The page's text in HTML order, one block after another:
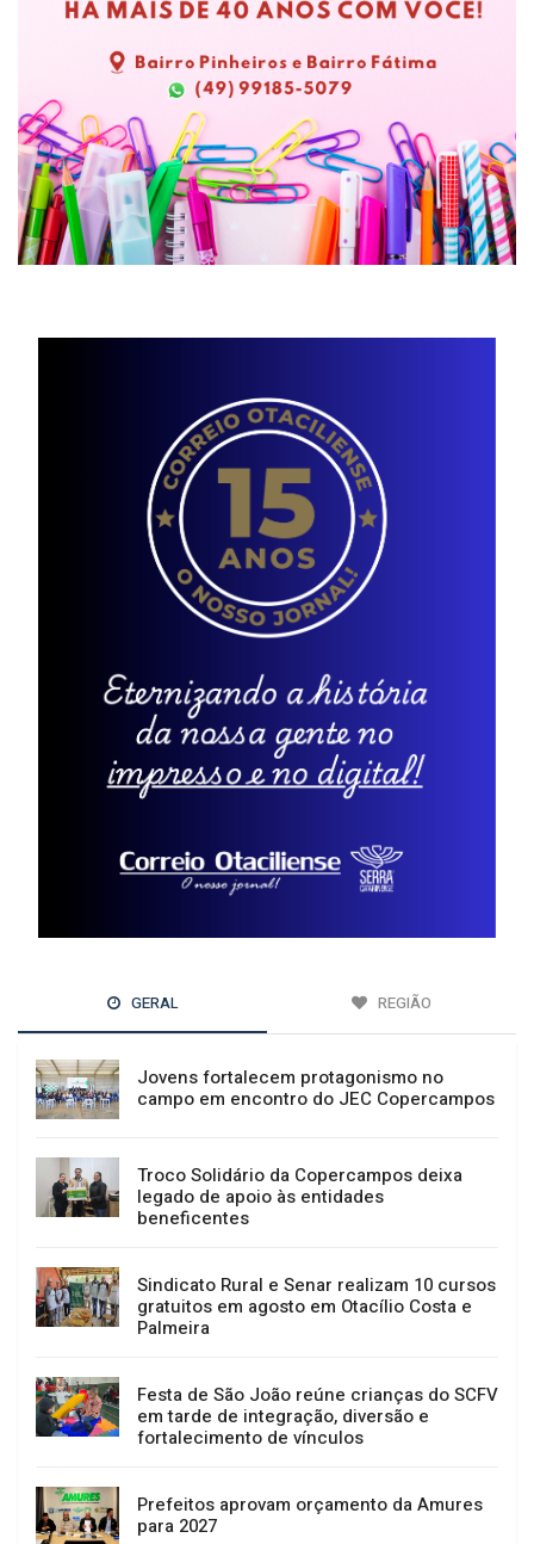
GERAL REGIÃO
Jovens fortalecem protagonismo no
campo em encontro do JEC Copercampos
Troco Solidário da Copercampos deixa
legado de apoio às entidades
beneficentes
Sindicato Rural e Senar realizam 10 cursos
gratuitos em agosto em Otacílio Costa e
Palmeira
Festa de São João reúne crianças do SCFV
em tarde de integração, diversão e
fortalecimento de vínculos
Prefeitos aprovam orçamento da Amures
para 2027